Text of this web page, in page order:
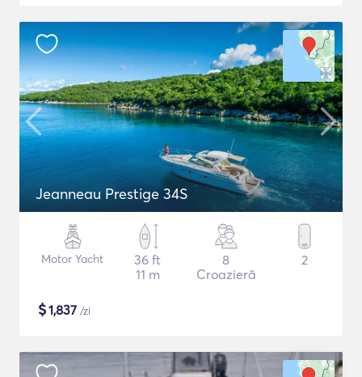
Jeanneau Prestige 34S
Motor Yacht
36 ft
11 m
8
Croazieră
2
$1,837 /zi